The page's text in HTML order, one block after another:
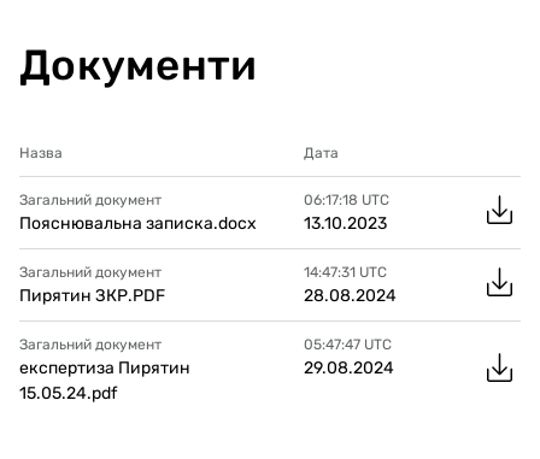
Документи
Назва Дата
Загальний документ
Пояснювальна записка.docx
06:17:18 UTC
13.10.2023
Загальний документ
Пирятин ЗКР.PDF
14:47:31 UTC
28.08.2024
Загальний документ
експертиза Пирятин
15.05.24.pdf
05:47:47 UTC
29.08.2024